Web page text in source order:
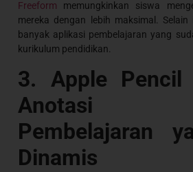
Freeform memungkinkan siswa
mereka dengan lebih maksimal.
banyak aplikasi pembelajaran yang
kurikulum pendidikan.
3. Apple
Anotasi
Pembelajaran
Dinamis